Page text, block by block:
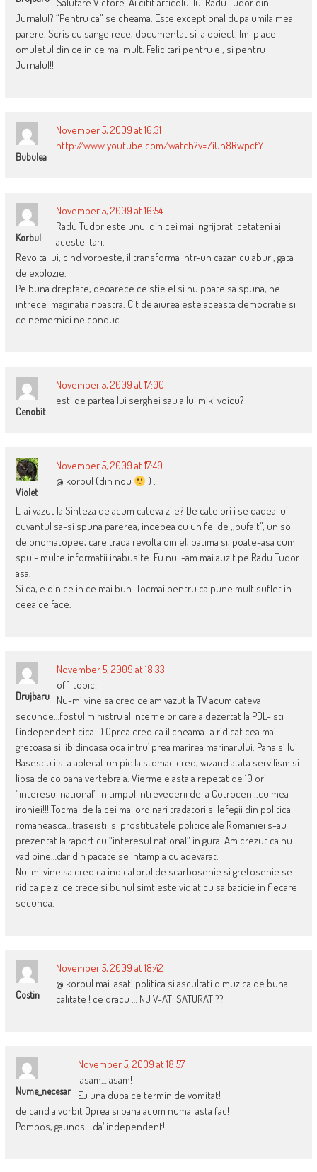
Jurnalul? “Pentru ca” se cheama. Este exceptional dupa umila mea
parere. Scris cu sange rece, documentat si la obiect. Imi place
omuletul din ce in ce mai mult. Felicitari pentru el, si pentru
Jurnalul!!
Bubulea
November 5, 2009 at 16:31
http://www.youtube.com/watch?v=ZiUn8RwpcfY
Korbul
November 5, 2009 at 16:54
Radu Tudor este unul din cei mai ingrijorati cetateni ai
acestei tari.
Revolta lui, cind vorbeste, il transforma intr-un cazan cu aburi, gata
de explozie.
Pe buna dreptate, deoarece ce stie el si nu poate sa spuna, ne
intrece imaginatia noastra. Cit de aiurea este aceasta democratie si
ce nemernici ne conduc.
Cenobit
November 5, 2009 at 17:00
esti de partea lui serghei sau a lui miki voicu?
Violet
November 5, 2009 at 17:49
@ korbul (din nou
) :
L-ai vazut la Sinteza de acum cateva zile? De cate ori i se dadea lui
cuvantul sa-si spuna parerea, incepea cu un fel de ,,pufait”, un soi
de onomatopee, care trada revolta din el, patima si, poate-asa cum
spui- multe informatii inabusite. Eu nu l-am mai auzit pe Radu Tudor
asa.
Si da, e din ce in ce mai bun. Tocmai pentru ca pune mult suflet in
ceea ce face.
Drujbaru
November 5, 2009 at 18:33
off-topic:
Nu-mi vine sa cred ce am vazut la TV acum cateva
secunde…fostul ministru al internelor care a dezertat la PDL-isti
(independent cica…) Oprea cred ca il cheama…a ridicat cea mai
gretoasa si libidinoasa oda intru’ prea marirea marinarului. Pana si lui
Basescu i s-a aplecat un pic la stomac cred, vazand atata servilism si
lipsa de coloana vertebrala. Viermele asta a repetat de 10 ori
“interesul national” in timpul intrevederii de la Cotroceni..culmea
ironiei!!! Tocmai de la cei mai ordinari tradatori si lefegii din politica
romaneasca…traseistii si prostituatele politice ale Romaniei s-au
prezentat la raport cu “interesul national” in gura. Am crezut ca nu
vad bine…dar din pacate se intampla cu adevarat.
Nu imi vine sa cred ca indicatorul de scarbosenie si gretosenie se
ridica pe zi ce trece si bunul simt este violat cu salbaticie in fiecare
secunda.
Costin
November 5, 2009 at 18:42
@ korbul mai lasati politica si ascultati o muzica de buna
calitate ! ce dracu … NU V-ATI SATURAT ??
Nume_necesar
November 5, 2009 at 18:57
lasam…lasam!
Eu una dupa ce termin de vomitat!
de cand a vorbit Oprea si pana acum numai asta fac!
Pompos, gaunos… da’ independent!